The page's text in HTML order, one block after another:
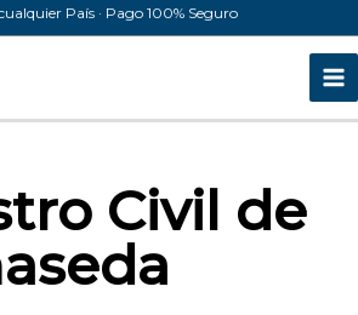
País · Pago 100% Seguro
Civil de